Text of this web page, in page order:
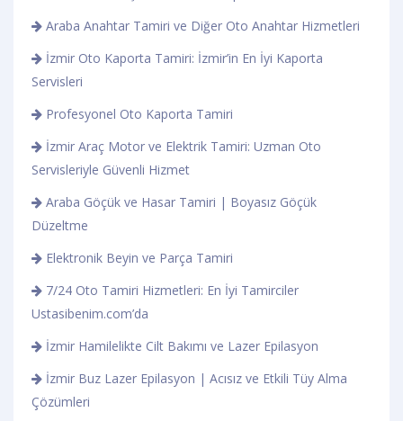
Araba Anahtar Tamiri ve Diğer Oto Anahtar Hizmetleri
İzmir Oto Kaporta Tamiri: İzmir’in En İyi Kaporta
Servisleri
Profesyonel Oto Kaporta Tamiri
İzmir Araç Motor ve Elektrik Tamiri: Uzman Oto
Servisleriyle Güvenli Hizmet
Araba Göçük ve Hasar Tamiri | Boyasız Göçük
Düzeltme
Elektronik Beyin ve Parça Tamiri
7/24 Oto Tamiri Hizmetleri: En İyi Tamirciler
Ustasibenim.com’da
İzmir Hamilelikte Cilt Bakımı ve Lazer Epilasyon
İzmir Buz Lazer Epilasyon | Acısız ve Etkili Tüy Alma
Çözümleri